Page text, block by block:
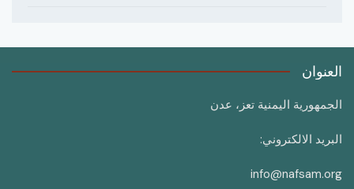
العنوان
الجمهورية اليمنية تعز، عدن
البريد الالكتروني:
info@nafsam.org